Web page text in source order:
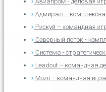
Адмирал –
Рискуй – командная
Северный поток -
Система -
Leadout – командная
Mozo – командная